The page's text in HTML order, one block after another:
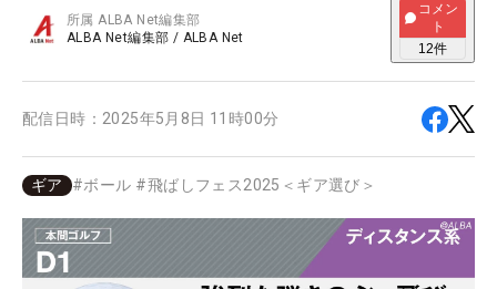
所属ALBA Net編集部
ALBA Net編集部 / ALBA Net
コメン
ト
12件
配信日時： 2025年5月8日 11時00分
ギア #ボール #飛ばしフェス2025＜ギア選び＞